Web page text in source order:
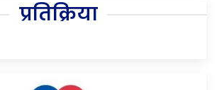
प्रतिक्रिया